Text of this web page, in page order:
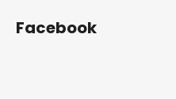
Facebook